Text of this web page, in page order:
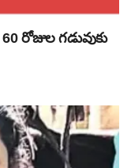
రోజుల గడువుకు